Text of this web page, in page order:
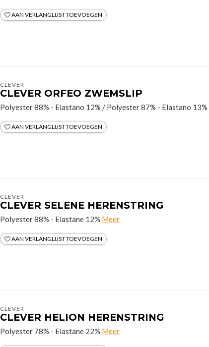
AAN VERLANGLIJST TOEVOEGEN
CLEVER
CLEVER ORFEO ZWEMSLIP
Polyester 88% - Elastano 12% / Polyester 87% - Elastano 13%
AAN VERLANGLIJST TOEVOEGEN
CLEVER
CLEVER SELENE HERENSTRING
Polyester 88% - Elastane 12% Meer
AAN VERLANGLIJST TOEVOEGEN
CLEVER
CLEVER HELION HERENSTRING
Polyester 78% - Elastane 22% Meer